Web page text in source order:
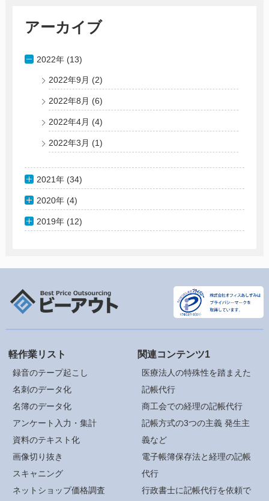
アーカイブ
2022年 (13)
2022年9月 (2)
2022年8月 (6)
2022年4月 (4)
2022年3月 (1)
2021年 (34)
2020年 (4)
2019年 (12)
軽作業リスト
録音のテープ起こし
名刺のデータ化
名簿のデータ化
アンケート入力・集計
資料のテキスト化
画像切り抜き
スキャニング
ネットショップ価格調査
関連コンテンツ1
医療法人の特殊性を踏まえた
記帳代行
商工会での経理の記帳代行
記帳方式の3つの主義 発生主
義など
電子帳簿保存法と経理の記帳
代行
行政書士に記帳代行を依頼で